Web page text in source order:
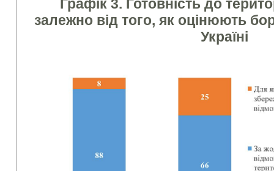
Графік 3. Готовність до
залежно від того, як оцінюють
Україні